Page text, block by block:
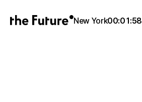
New York00:01:58